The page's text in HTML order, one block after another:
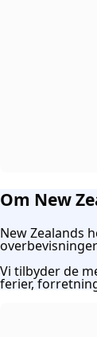
Om New
New Zealands
Vi tilbyder de
ferier,